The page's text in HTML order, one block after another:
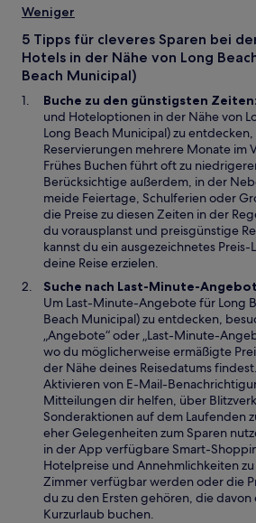
f
n
e
r
g
ö
f
f
n
e
t
e
n
n
s
t
e
r
g
e
ö
f
f
t
n
e
m
n
e
u
e
n
F
e
n
s
t
e
r
e
ö
f
f
n
e
t
Weniger
5 Tipps für cleveres Sparen bei
Hotels in der Nähe von Long
Beach Municipal)
Buche zu den günstigsten Zeiten:
und Hoteloptionen in der Nähe von
Long Beach Municipal) zu
Reservierungen mehrere Monate im
Frühes Buchen führt oft zu
Berücksichtige außerdem, in der
meide Feiertage, Schulferien oder
die Preise zu diesen Zeiten in der
du vorausplanst und preisgünstige
kannst du ein ausgezeichnetes
deine Reise erzielen.
Suche nach Last-Minute-
Um Last-Minute-Angebote für Long
Beach Municipal) zu entdecken,
„Angebote“ oder „Last-Minute-
wo du möglicherweise ermäßigte
der Nähe deines Reisedatums
Aktivieren von E-Mail-
Mitteilungen dir helfen, über
Sonderaktionen auf dem Laufenden
eher Gelegenheiten zum Sparen
in der App verfügbare Smart-
Hotelpreise und Annehmlichkeiten
Zimmer verfügbar werden oder die
du zu den Ersten gehören, die
Kurzurlaub buchen.